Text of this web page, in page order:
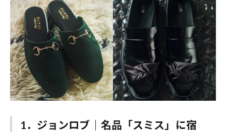
1．ジョンロブ｜名品「スミス」に宿